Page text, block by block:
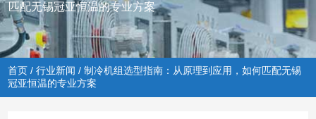
匹配无锡冠亚恒温的专业方案
首页 /行业新闻 / 制冷机组选型指南：从原理到应用，如何匹配无锡
冠亚恒温的专业方案